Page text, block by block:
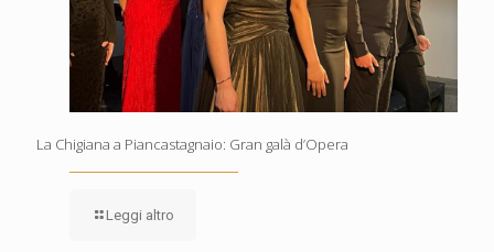
La Chigiana a Piancastagnaio: Gran galà d’Opera
Leggi altro